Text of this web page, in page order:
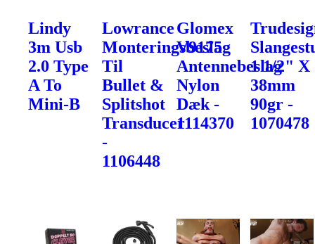
Lindy
3m Usb
2.0 Type
A To
Mini-B
Lowrance
Monteringsbeslag
Til
Bullet &
Splitshot
Transducer
-
1106448
Glomex
V9175
Antennebeslag
Nylon
Dæk -
1114370
1 1/2" X
38mm
90gr -
1070478